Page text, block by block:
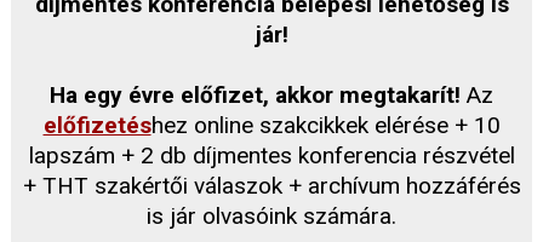
jár!
Ha egy évre előfizet, akkor megtakarít! Az
előfizetéshez online szakcikkek elérése + 10
lapszám + 2 db díjmentes konferencia részvétel
+ THT szakértői válaszok + archívum hozzáférés
is jár olvasóink számára.